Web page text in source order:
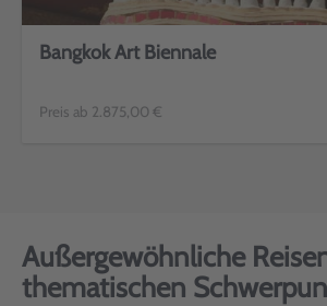
Bangkok Art Biennale
Preis ab 2.875,00 €
Außergewöhnliche
thematischen